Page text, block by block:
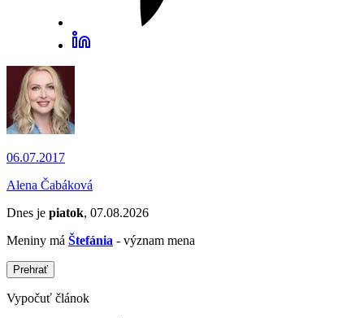
06.07.2017
Alena Čabáková
Dnes je piatok, 07.08.2026
Meniny má Štefánia - význam mena
Prehrať
Vypočuť článok